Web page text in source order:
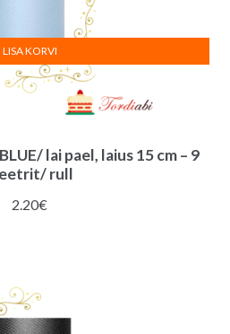
lai pael, laius 15 cm – 9
rull
2.20€
LISA KORVI